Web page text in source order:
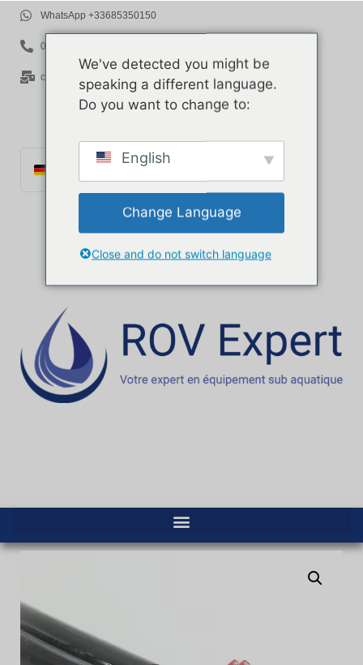
WhatsApp +33685350150
06 85 35 01 50
contact@rov-expert.com
Français
Español
Italiano
Ελληνικά
We've detected you might be
speaking a different language.
Do you want to change to:
English
Change Language
Close and do not switch language